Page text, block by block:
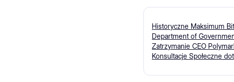
Historyczne Maksimum
Department of
Zatrzymanie CEO
Konsultacje Społeczne